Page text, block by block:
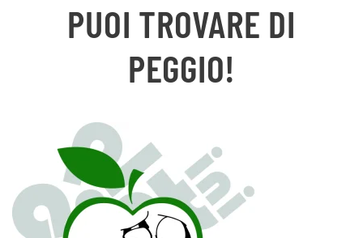
PUOI TROVARE DI
PEGGIO!